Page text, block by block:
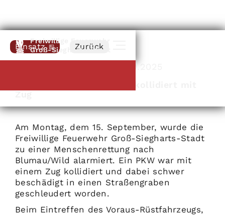
Freiwillige Feuerwehr
Groß-Siegharts-Stadt
Einsatz Zurück
09.
Am Montag, dem 15. September, wurde die
Freiwillige Feuerwehr Groß-Siegharts-Stadt
zu einer Menschenrettung nach
Blumau/Wild alarmiert. Ein PKW war mit
einem Zug kollidiert und dabei schwer
beschädigt in einen Straßengraben
geschleudert worden.
Beim Eintreffen des Voraus-Rüstfahrzeugs,